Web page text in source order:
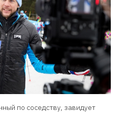
по соседству, завидует